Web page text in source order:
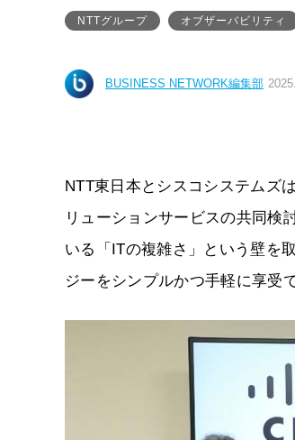
NTTグループ オブザーバビリティ
BUSINESS NETWORK編集部
NTT東日本とシスコシステムズ
リューションサービスの共同検
いる「ITの複雑さ」という壁を
ジーをシンプルかつ手軽に享受